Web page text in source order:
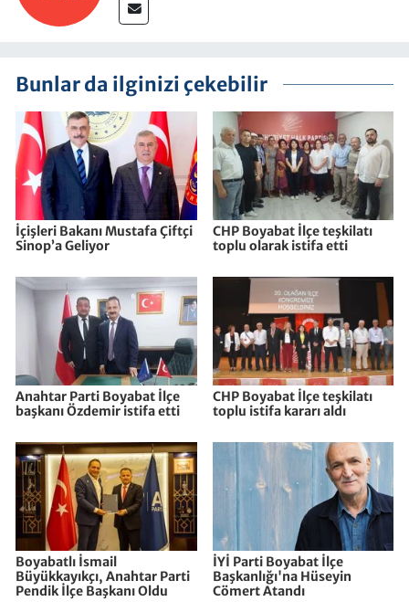
Bunlar da ilginizi çekebilir
İçişleri Bakanı Mustafa Çiftçi
Sinop’a Geliyor
CHP Boyabat İlçe teşkilatı
toplu olarak istifa etti
Anahtar Parti Boyabat İlçe
başkanı Özdemir istifa etti
CHP Boyabat İlçe teşkilatı
toplu istifa kararı aldı
Boyabatlı İsmail
Büyükkayıkçı, Anahtar Parti
Pendik İlçe Başkanı Oldu
İYİ Parti Boyabat İlçe
Başkanlığı'na Hüseyin
Cömert Atandı